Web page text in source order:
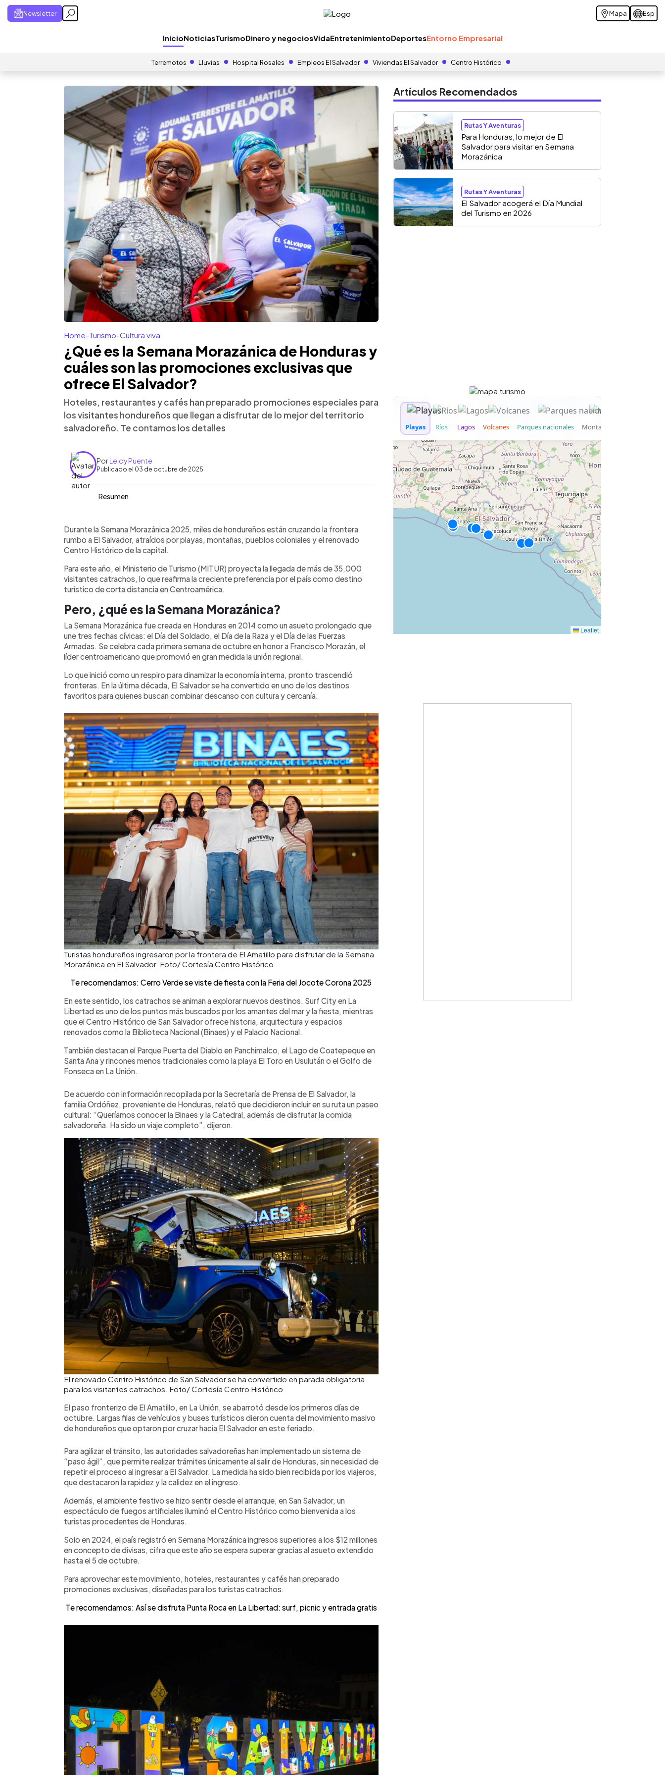
Newsletter Mapa Esp
InicioNoticiasTurismoDinero y negociosVidaEntretenimientoDeportesEntorno Empresarial
Terremotos Lluvias Hospital Rosales Empleos El Salvador Viviendas El Salvador Centro Histórico
Home-Turismo-Cultura viva
¿Qué es la Semana Morazánica de Honduras y
cuáles son las promociones exclusivas que
ofrece El Salvador?
Hoteles, restaurantes y cafés han preparado promociones especiales para
los visitantes hondureños que llegan a disfrutar de lo mejor del territorio
salvadoreño. Te contamos los detalles
PorLeidy Puente
Publicado el 03 de octubre de 2025
Resumen
► Escuchar artículo
Durante la Semana Morazánica 2025, miles de hondureños eligen El
Salvador como su destino turístico, atraídos por playas, volcanes, pueblos
coloniales y el renovado Centro Histórico de San Salvador. El Ministerio de
como el “paso ágil” en fronteras y promociones exclusivas en hoteles,
restaurantes y cafés. Surf City, Coatepeque y el Palacio Nacional destacan
entre los lugares más visitados. Esta festividad hondureña, creada en honor
favorito en Centroamérica.
Durante la Semana Morazánica 2025, miles de hondureños están cruzando la frontera
rumbo a El Salvador, atraídos por playas, montañas, pueblos coloniales y el renovado
Centro Histórico de la capital.
Para este año, el Ministerio de Turismo (MITUR) proyecta la llegada de más de 35,000
visitantes catrachos, lo que reafirma la creciente preferencia por el país como destino
turístico de corta distancia en Centroamérica.
Pero, ¿qué es la Semana Morazánica?
La Semana Morazánica fue creada en Honduras en 2014 como un asueto prolongado que
une tres fechas cívicas: el Día del Soldado, el Día de la Raza y el Día de las Fuerzas
Armadas. Se celebra cada primera semana de octubre en honor a Francisco Morazán, el
líder centroamericano que promovió en gran medida la unión regional.
Lo que inició como un respiro para dinamizar la economía interna, pronto trascendió
fronteras. En la última década, El Salvador se ha convertido en uno de los destinos
favoritos para quienes buscan combinar descanso con cultura y cercanía.
Turistas hondureños ingresaron por la frontera de El Amatillo para disfrutar de la Semana
Morazánica en El Salvador. Foto/ Cortesía Centro Histórico
Te recomendamos: Cerro Verde se viste de fiesta con la Feria del Jocote Corona 2025
En este sentido, los catrachos se animan a explorar nuevos destinos. Surf City en La
Libertad es uno de los puntos más buscados por los amantes del mar y la fiesta, mientras
que el Centro Histórico de San Salvador ofrece historia, arquitectura y espacios
renovados como la Biblioteca Nacional (Binaes) y el Palacio Nacional.
También destacan el Parque Puerta del Diablo en Panchimalco, el Lago de Coatepeque en
Santa Ana y rincones menos tradicionales como la playa El Toro en Usulután o el Golfo de
Fonseca en La Unión.
De acuerdo con información recopilada por la Secretaría de Prensa de El Salvador, la
familia Ordóñez, proveniente de Honduras, relató que decidieron incluir en su ruta un paseo
cultural: “Queríamos conocer la Binaes y la Catedral, además de disfrutar la comida
salvadoreña. Ha sido un viaje completo”, dijeron.
El renovado Centro Histórico de San Salvador se ha convertido en parada obligatoria
para los visitantes catrachos. Foto/ Cortesía Centro Histórico
El paso fronterizo de El Amatillo, en La Unión, se abarrotó desde los primeros días de
octubre. Largas filas de vehículos y buses turísticos dieron cuenta del movimiento masivo
de hondureños que optaron por cruzar hacia El Salvador en este feriado.
Para agilizar el tránsito, las autoridades salvadoreñas han implementado un sistema de
“paso ágil”, que permite realizar trámites únicamente al salir de Honduras, sin necesidad de
repetir el proceso al ingresar a El Salvador. La medida ha sido bien recibida por los viajeros,
que destacaron la rapidez y la calidez en el ingreso.
Además, el ambiente festivo se hizo sentir desde el arranque, en San Salvador, un
espectáculo de fuegos artificiales iluminó el Centro Histórico como bienvenida a los
turistas procedentes de Honduras.
Solo en 2024, el país registró en Semana Morazánica ingresos superiores a los $12 millones
en concepto de divisas, cifra que este año se espera superar gracias al asueto extendido
hasta el 5 de octubre.
Para aprovechar este movimiento, hoteles, restaurantes y cafés han preparado
promociones exclusivas, diseñadas para los turistas catrachos.
Te recomendamos: Así se disfruta Punta Roca en La Libertad: surf, picnic y entrada gratis
Artículos Recomendados
Rutas Y Aventuras
Para Honduras, lo mejor de El
Salvador para visitar en Semana
Morazánica
Rutas Y Aventuras
El Salvador acogerá el Día Mundial
del Turismo en 2026